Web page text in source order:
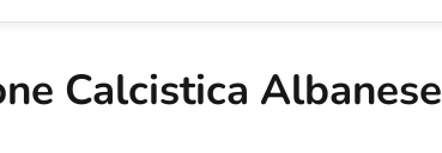
Calcistica Albanese